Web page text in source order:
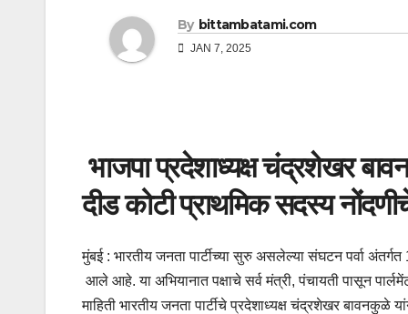
By bittambatami.com
JAN 7, 2025
भाजपा प्रदेशाध्यक्ष चंद्रशेखर
दीड कोटी प्राथमिक सदस्य नोंदणीचे
मुंबई : भारतीय जनता पार्टीच्या सुरु असलेल्या संघटन पर्वा
आले आहे. या अभियानात पक्षाचे सर्व मंत्री, पंचायती पासून
माहिती भारतीय जनता पार्टीचे प्रदेशाध्यक्ष चंद्रशेखर बावनकुळे